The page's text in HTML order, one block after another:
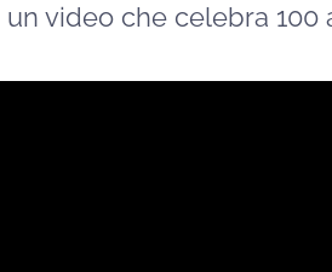
video che celebra 100